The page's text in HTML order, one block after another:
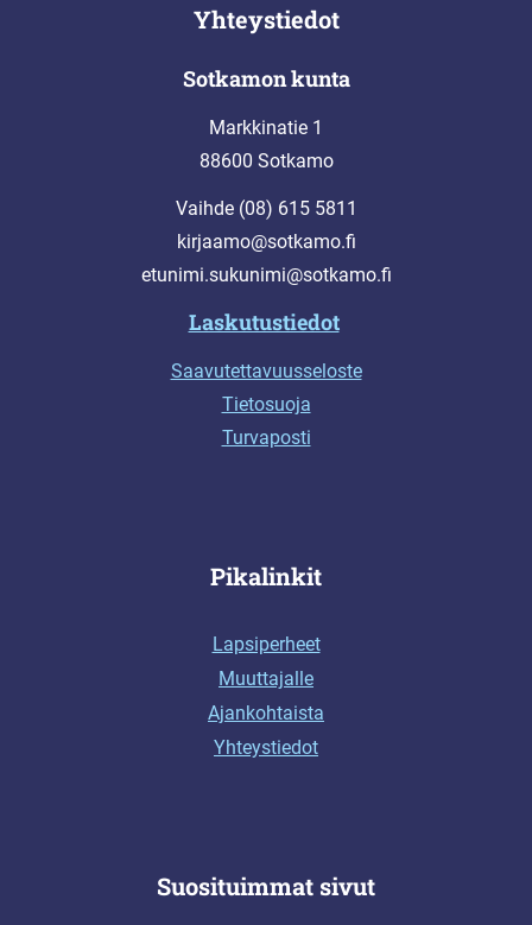
Yhteystiedot
Sotkamon kunta
Markkinatie 1
88600 Sotkamo
Vaihde (08) 615 5811
kirjaamo@sotkamo.fi
etunimi.sukunimi@sotkamo.fi
Laskutustiedot
Saavutettavuusseloste
Tietosuoja
Turvaposti
Pikalinkit
Lapsiperheet
Muuttajalle
Ajankohtaista
Yhteystiedot
Suosituimmat sivut